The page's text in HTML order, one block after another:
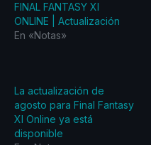
FINAL FANTASY XI
ONLINE | Actualización
En «Notas»
La actualización de
agosto para Final Fantasy
XI Online ya está
disponible